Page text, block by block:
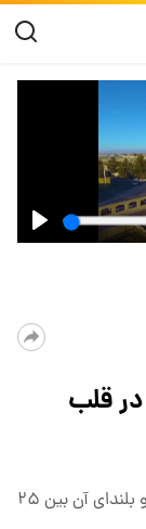
قلب
محیط تنه‌ی این سرو در روی زمین یازده ونیم متر و بلندای آن بین ۲۵